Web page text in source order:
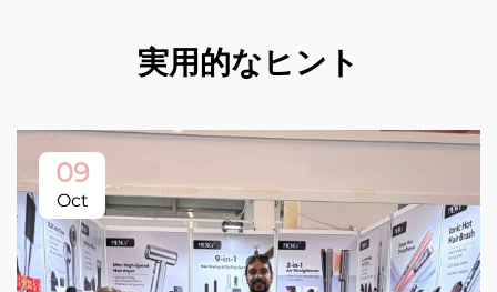
実用的なヒント
09
Oct